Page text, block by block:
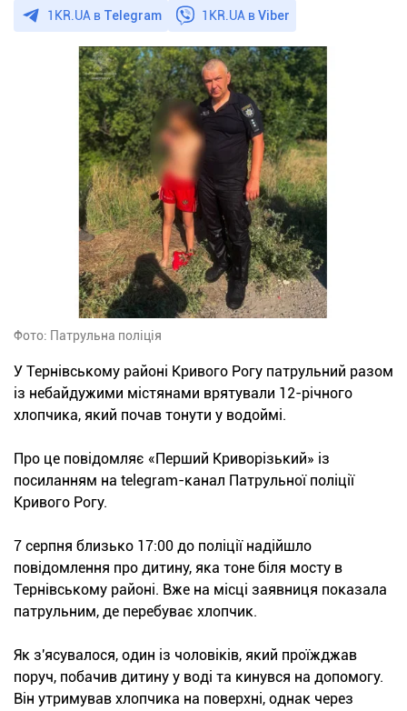
1KR.UA в Telegram 1KR.UA вViber
Фото: Патрульна поліція
У Тернівському районі Кривого Рогу патрульний разом
із небайдужими містянами врятували 12-річного
хлопчика, який почав тонути у водоймі.
Про це повідомляє «Перший Криворізький» із
посиланням на telegram-канал Патрульної поліції
Кривого Рогу.
7 серпня близько 17:00 до поліції надійшло
повідомлення про дитину, яка тоне біля мосту в
Тернівському районі. Вже на місці заявниця показала
патрульним, де перебуває хлопчик.
Як з'ясувалося, один із чоловіків, який проїжджав
поруч, побачив дитину у воді та кинувся на допомогу.
Він утримував хлопчика на поверхні, однак через